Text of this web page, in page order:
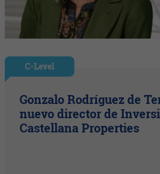
C-Level
Gonzalo Rodríguez de
nuevo director de
Castellana Properties